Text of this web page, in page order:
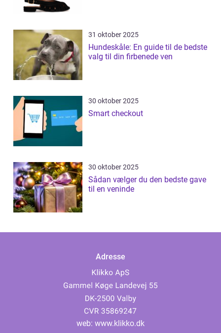
31 oktober 2025
Hundeskåle: En guide til de bedste
valg til din firbenede ven
30 oktober 2025
Smart checkout
30 oktober 2025
Sådan vælger du den bedste gave
til en veninde
Adresse
web: www.klikko.dk